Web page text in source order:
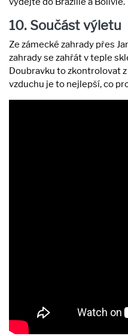
10. Součást výletu
Ze zámecké zahrady přes
zahrady se zahřát v teple
Doubravku to zkontrolovat
vzduchu je to nejlepší, co